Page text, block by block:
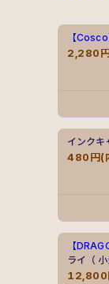
【Cosco
2,280
インクキ
480円(
【
ライ（
12,800